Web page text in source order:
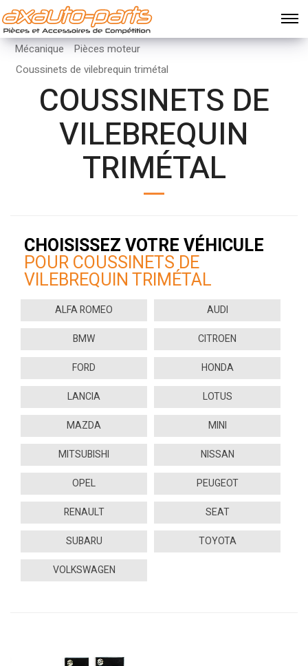
Mécanique
Pièces moteur
Coussinets de vilebrequin trimétal
COUSSINETS DE
VILEBREQUIN
TRIMÉTAL
CHOISISSEZ VOTRE VÉHICULE
POUR COUSSINETS DE
VILEBREQUIN TRIMÉTAL
ALFA ROMEO
AUDI
BMW
CITROEN
FORD
HONDA
LANCIA
LOTUS
MAZDA
MINI
MITSUBISHI
NISSAN
OPEL
PEUGEOT
RENAULT
SEAT
SUBARU
TOYOTA
VOLKSWAGEN